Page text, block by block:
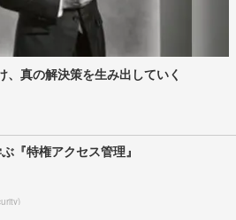
真の解決策を生み出していく
『特権アクセス管理』